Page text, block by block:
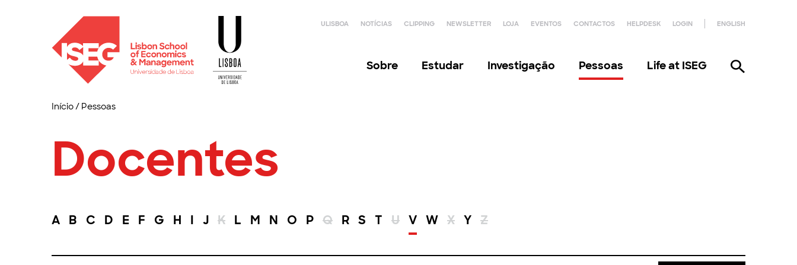
ULISBOA NOTÍCIAS CLIPPING NEWSLETTER LOJA EVENTOS CONTACTOS HELPDESK LOGIN ENGLISH
Sobre Estudar Investigação Pessoas Life at ISEG
Início/ Pessoas
Docentes
A B C D E F G H I J K L M N O P Q R S T U V W X Y Z